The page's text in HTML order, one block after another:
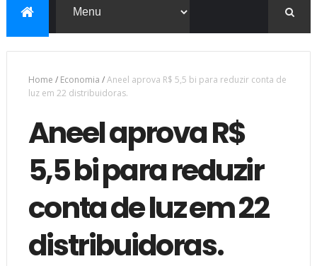
Home / Economia /Aneel aprova R$ 5,5 bi para reduzir conta de
luz em 22 distribuidoras.
Aneel aprova R$
5,5 bi para reduzir
conta de luz em 22
distribuidoras.